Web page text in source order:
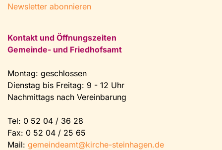
Newsletter abonnieren
Kontakt und Öffnungszeiten
Gemeinde- und Friedhofsamt
Montag: geschlossen
Dienstag bis Freitag: 9 - 12 Uhr
Nachmittags nach Vereinbarung
Tel: 0 52 04 / 36 28
Fax: 0 52 04 / 25 65
Mail: gemeindeamt@kirche-steinhagen.de